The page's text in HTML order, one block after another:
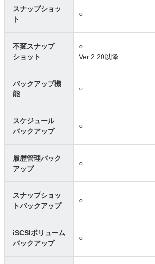
スナップショッ
ト
○
不変スナップ
ショット
○
Ver.2.20以降
バックアップ機
能
○
スケジュール
バックアップ
○
履歴管理バック
アップ
○
スナップショッ
トバックアップ
○
iSCSIボリューム
バックアップ
○